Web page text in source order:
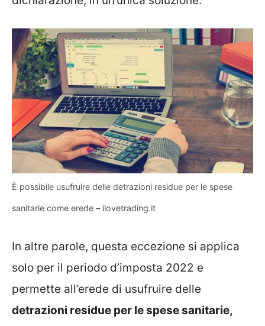
È possibile usufruire delle detrazioni residue per le spese
sanitarie come erede – ilovetrading.it
In altre parole, questa eccezione si applica
solo per il periodo d’imposta 2022 e
permette all’erede di usufruire delle
detrazioni residue per le spese sanitarie,